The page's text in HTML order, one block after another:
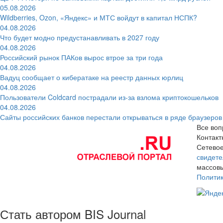
05.08.2026
Wildberries, Ozon, «Яндекс» и МТС войдут в капитал НСПК?
04.08.2026
Что будет модно предустанавливать в 2027 году
04.08.2026
Российский рынок ПАКов вырос втрое за три года
04.08.2026
Вадуц сообщает о кибератаке на реестр данных юрлиц
04.08.2026
Пользователи Coldcard пострадали из-за взлома криптокошельков
04.08.2026
Сайты российских банков перестали открываться в ряде браузеров
Все
Стать автором BIS Journal